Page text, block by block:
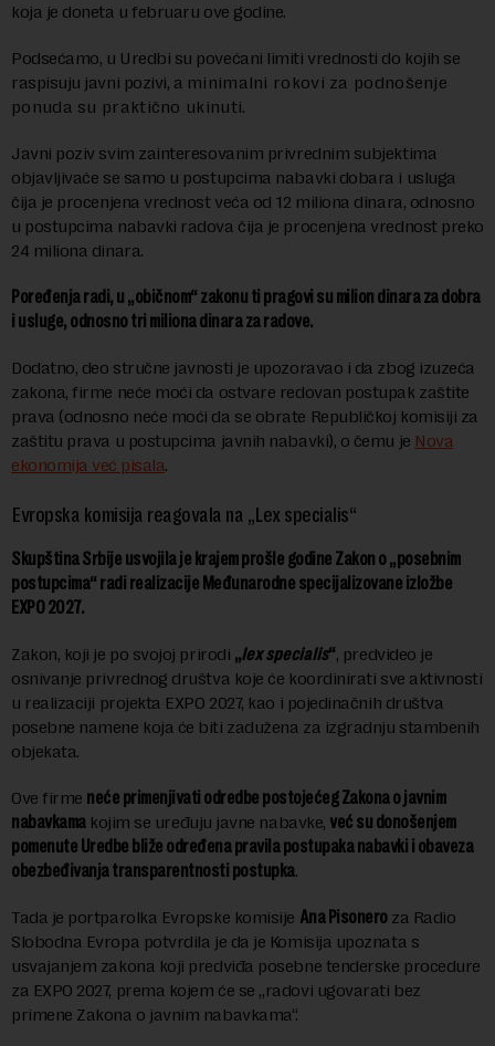
koja je doneta u februaru ove godine.
Podsećamo, u Uredbi su povećani limiti vrednosti do kojih se
raspisuju javni pozivi, a minimalni rokovi za podnošenje
ponuda su praktično ukinuti.
Javni poziv svim zainteresovanim privrednim subjektima
objavljivaće se samo u postupcima nabavki dobara i usluga
čija je procenjena vrednost veća od 12 miliona dinara, odnosno
u postupcima nabavki radova čija je procenjena vrednost preko
24 miliona dinara.
Poređenja radi, u „običnom“ zakonu ti pragovi su milion dinara za dobra
i usluge, odnosno tri miliona dinara za radove.
Dodatno, deo stručne javnosti je upozoravao i da zbog izuzeća
zakona, firme neće moći da ostvare redovan postupak zaštite
prava (odnosno neće moći da se obrate Republičkoj komisiji za
zaštitu prava u postupcima javnih nabavki), o čemu je Nova
ekonomija već pisala.
Evropska komisija reagovala na „Lex specialis“
Skupština Srbije usvojila je krajem prošle godine Zakon o „posebnim
postupcima“ radi realizacije Međunarodne specijalizovane izložbe
EXPO 2027.
Zakon, koji je po svojoj prirodi „lex specialis“, predvideo je
osnivanje privrednog društva koje će koordinirati sve aktivnosti
u realizaciji projekta EXPO 2027, kao i pojedinačnih društva
posebne namene koja će biti zadužena za izgradnju stambenih
objekata.
Ove firme neće primenjivati odredbe postojećeg Zakona o javnim
nabavkamakojim se uređuju javne nabavke, već su donošenjem
pomenute Uredbe bliže određena pravila postupaka nabavki i obaveza
obezbeđivanja transparentnosti postupka.
Tada je portparolka Evropske komisije Ana Pisoneroza Radio
Slobodna Evropa potvrdila je da je Komisija upoznata s
usvajanjem zakona koji predviđa posebne tenderske procedure
za EXPO 2027, prema kojem će se „radovi ugovarati bez
primene Zakona o javnim nabavkama“.